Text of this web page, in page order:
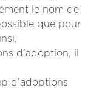
le nom de
que pour
d’adoption, il
d’adoptions